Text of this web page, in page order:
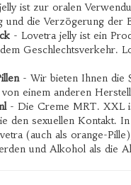
ist zur oralen
und die Verzögerung der
- Lovetra jelly ist ein
Geschlechtsverkehr.
- Wir bieten Ihnen die
einem anderen
- Die Creme MRT. XXL
den sexuellen Kontakt.
(auch als orange-
und Alkohol als die